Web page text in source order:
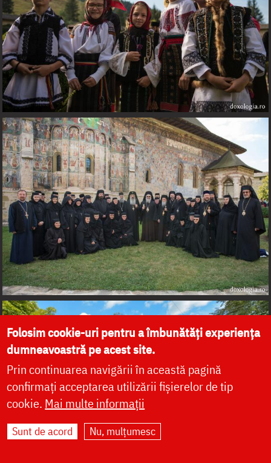
Folosim cookie-uri pentru a îmbunătăți experiența
dumneavoastră pe acest site.
Prin continuarea navigării în această pagină
confirmați acceptarea utilizării fișierelor de tip
cookie. Mai multe informații
Sunt de acord Nu, mulțumesc